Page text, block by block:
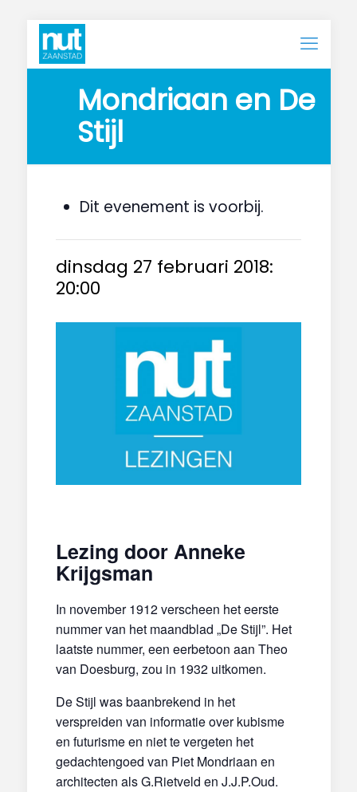
Mondriaan en De
Stijl
Dit evenement is voorbij.
dinsdag 27 februari 2018:
20:00
Lezing door Anneke
Krijgsman
In november 1912 verscheen het eerste
nummer van het maandblad „De Stijl”. Het
laatste nummer, een eerbetoon aan Theo
van Doesburg, zou in 1932 uitkomen.
De Stijl was baanbrekend in het
verspreiden van informatie over kubisme
en futurisme en niet te vergeten het
gedachtengoed van Piet Mondriaan en
architecten als G.Rietveld en J.J.P.Oud.